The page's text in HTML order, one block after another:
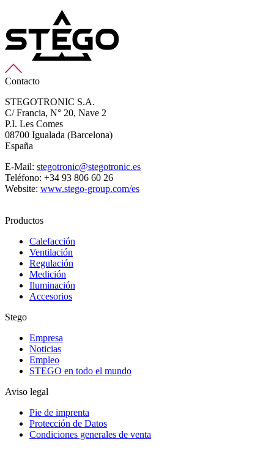
Contacto
STEGOTRONIC S.A.
C/ Francia, N° 20, Nave 2
P.I. Les Comes
08700 Igualada (Barcelona)
España
E-Mail: stegotronic@stegotronic.es
Teléfono: +34 93 806 60 26
Website: www.stego-group.com/es
Productos
Calefacción
Ventilación
Regulación
Medición
Iluminación
Accesorios
Stego
Empresa
Noticias
Empleo
STEGO en todo el mundo
Aviso legal
Pie de imprenta
Protección de Datos
Condiciones generales de venta